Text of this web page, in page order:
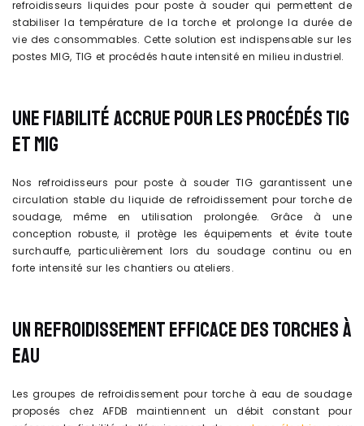
refroidisseurs liquides pour poste à souder qui permettent de
stabiliser la température de la torche et prolonge la durée de
vie des consommables. Cette solution est indispensable sur les
postes MIG, TIG et procédés haute intensité en milieu industriel.
UNE FIABILITÉ ACCRUE POUR LES PROCÉDÉS TIG
ET MIG
Nos refroidisseurs pour poste à souder TIG garantissent une
circulation stable du liquide de refroidissement pour torche de
soudage, même en utilisation prolongée. Grâce à une
conception robuste, il protège les équipements et évite toute
surchauffe, particulièrement lors du soudage continu ou en
forte intensité sur les chantiers ou ateliers.
UN REFROIDISSEMENT EFFICACE DES TORCHES À
EAU
Les groupes de refroidissement pour torche à eau de soudage
proposés chez AFDB maintiennent un débit constant pour